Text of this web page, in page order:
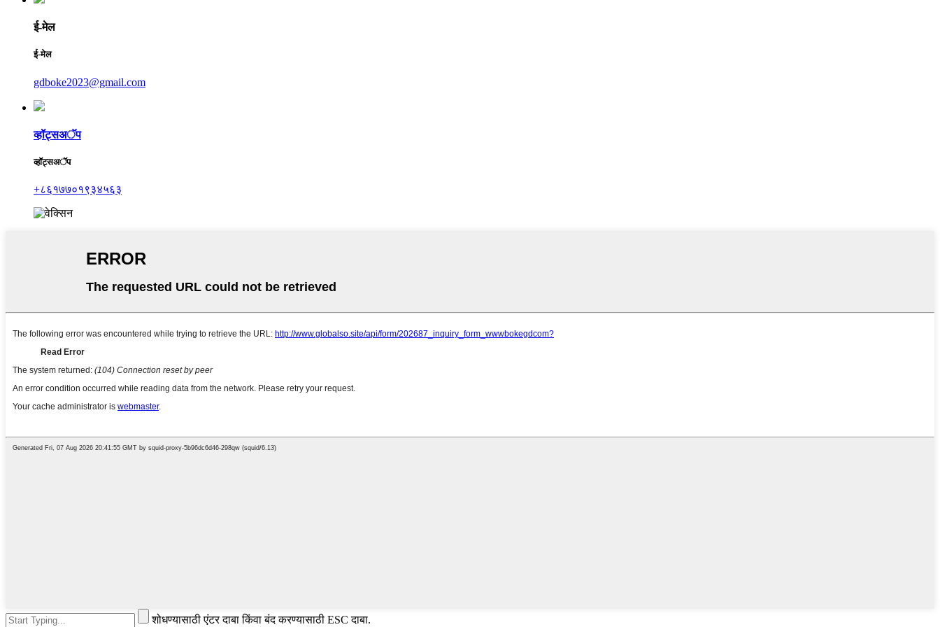
ई-मेल
ई-मेल
gdboke2023@gmail.com
व्हॉट्सअॅप
व्हॉट्सअॅप
+८६१७७०१९३४५६३
शोधण्यासाठी एंटर दाबा किंवा बंद करण्यासाठी ESC दाबा.